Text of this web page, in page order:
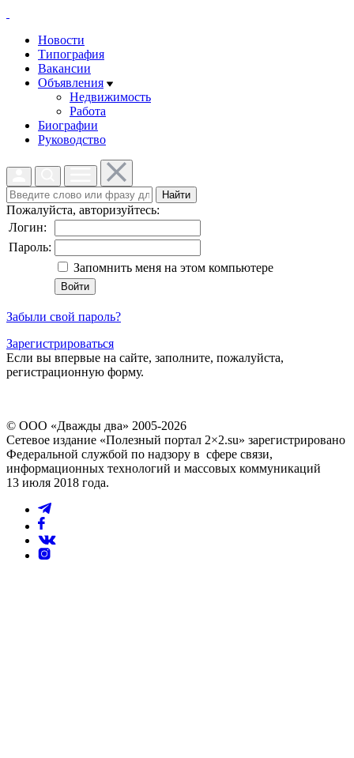
Новости
Типография
Вакансии
Объявления
Недвижимость
Работа
Биографии
Руководство
Найти
Пожалуйста, авторизуйтесь:
Логин:
Пароль:
Запомнить меня на этом компьютере
Забыли свой пароль?
Зарегистрироваться
Если вы впервые на сайте, заполните, пожалуйста,
регистрационную форму.
© ООО «Дважды два» 2005-2026
Сетевое издание «Полезный портал 2×2.su» зарегистрировано
Федеральной службой по надзору в сфере связи,
информационных технологий и массовых коммуникаций
13 июля 2018 года.